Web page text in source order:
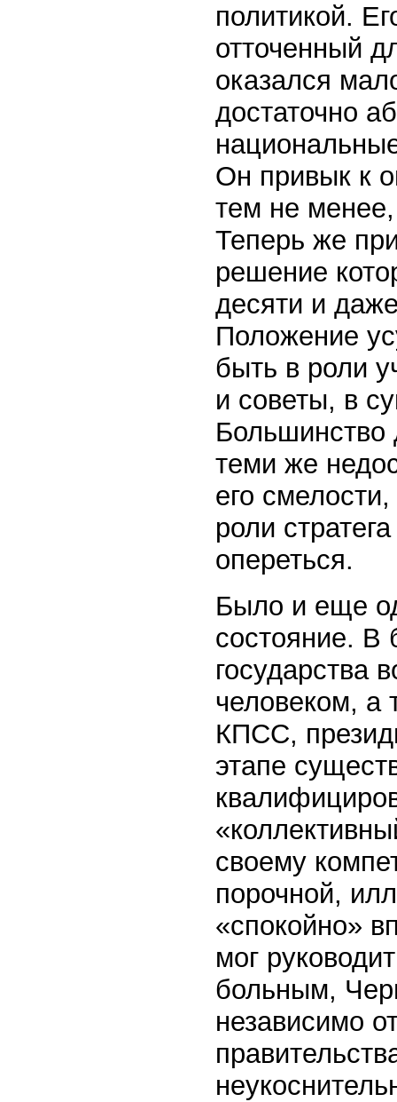
политикой.
отточенный
оказался
достаточно
Он привык к
тем не
Теперь же
решение
десяти и
Положение
быть в роли
и советы, в
Большинство
теми же
его
роли
опереться.
Было и еще
состояние. В
государства
человеком, а
КПСС,
этапе
своему
порочной,
«спокойно»
мог
больным,
независимо